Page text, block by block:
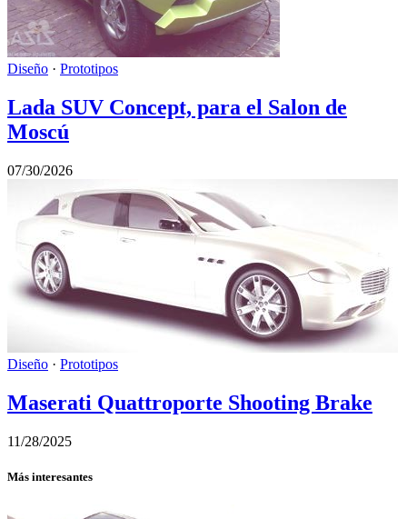
Diseño · Prototipos
Lada SUV Concept, para el Salon de
Moscú
07/30/2026
Diseño · Prototipos
Maserati Quattroporte Shooting Brake
11/28/2025
Más interesantes